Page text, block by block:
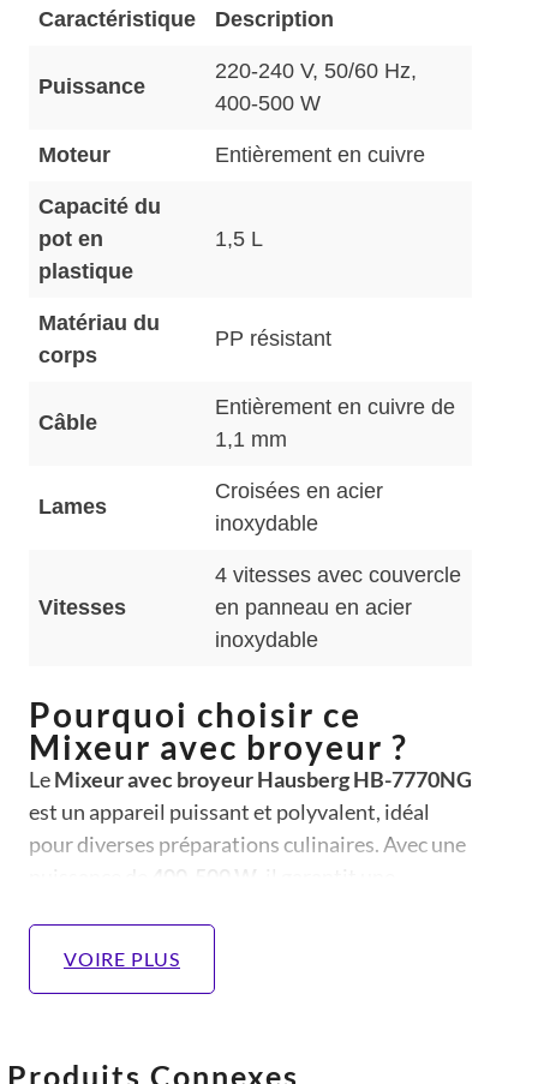
Caractéristique Description
Puissance
220-240 V, 50/60 Hz,
400-500 W
Moteur Entièrement en cuivre
Capacité du
pot en
plastique
1,5 L
Matériau du
corps
PP résistant
Câble
Entièrement en cuivre de
1,1 mm
Lames
Croisées en acier
inoxydable
Vitesses
4 vitesses avec couvercle
en panneau en acier
inoxydable
Pourquoi choisir ce
Mixeur avec broyeur ?
LeMixeur avec broyeur Hausberg HB-7770NG
est un appareil puissant et polyvalent, idéal
pour diverses préparations culinaires. Avec une
400-500 W , il garantit une
moteur en cuivre
VOIRE PLUS
Produits Connexes